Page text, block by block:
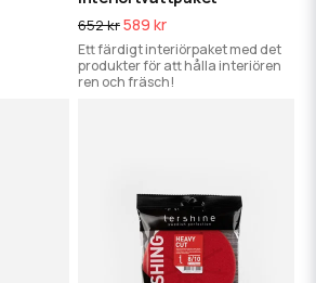
652 kr589 kr
Ett färdigt interiörpaket med det
produkter för att hålla interiören
ren och fräsch!